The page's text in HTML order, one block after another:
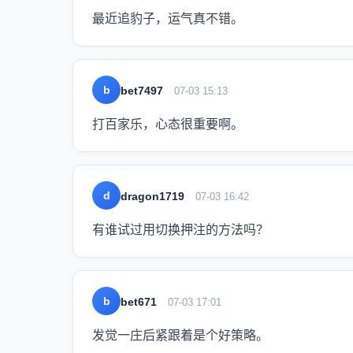
最近追豹子，运气真不错。
b bet7497 07-03 15:13
打百家乐，心态很重要啊。
d dragon1719 07-03 16:42
有谁试过用切换押注的方法吗？
b bet671 07-03 17:01
发觉一庄后紧跟着是个好策略。